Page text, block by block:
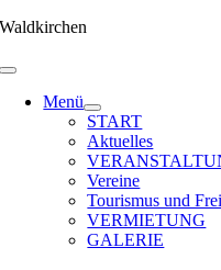
Zum
springen
Waldkirchen
Menü
START
Aktuelles
Vereine
Tourismus und
VERMIETUNG
GALERIE